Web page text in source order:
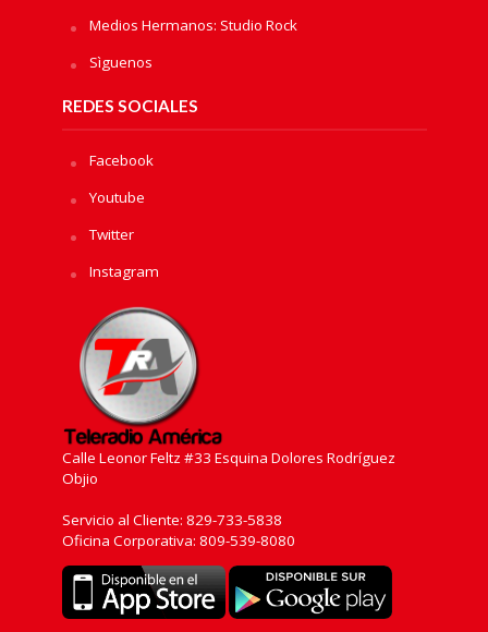
Medios Hermanos: Studio Rock
Sìguenos
REDES SOCIALES
Facebook
Youtube
Twitter
Instagram
Calle Leonor Feltz #33 Esquina Dolores Rodríguez
Objio
Servicio al Cliente: 829-733-5838
Oficina Corporativa: 809-539-8080